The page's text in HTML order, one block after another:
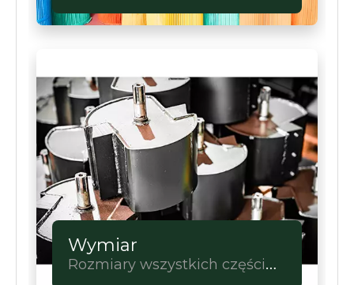
prawdziwe.
Wymiar
Rozmiary wszystkich części